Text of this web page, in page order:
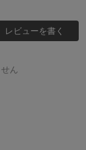
レビューを書く
ん